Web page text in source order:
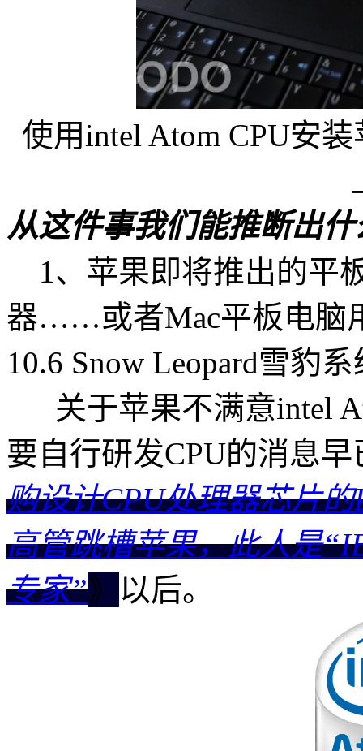
使用intel Atom CPU安
从这件事我们能推断出什
1、苹果即将推出的平
器……或者Mac平板电脑
10.6 Snow Leopard雪豹
关于苹果不满意intel
要自行研发CPU的消息
购设计CPU处理器芯片的
高管跳槽苹果，此人是
专家”》 以后。